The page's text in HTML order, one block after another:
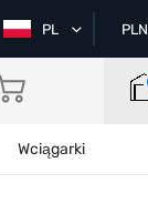
PL PLN
Wciągarki